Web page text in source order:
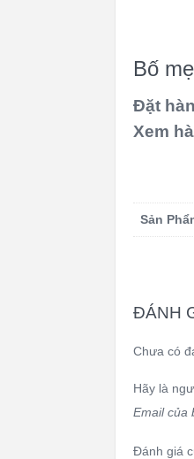
Bố
Đặt
Xem
Sản
ĐÁNH
Chưa có
Hãy là
Email của
Đánh giá